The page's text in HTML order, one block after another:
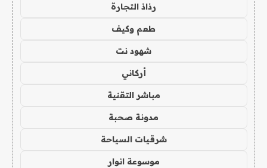
رذاذ التجارة
طعم وكيف
شهود نت
أركاني
مباشر التقنية
مدونة صحبة
شرقيات السياحة
موسوعة انوار